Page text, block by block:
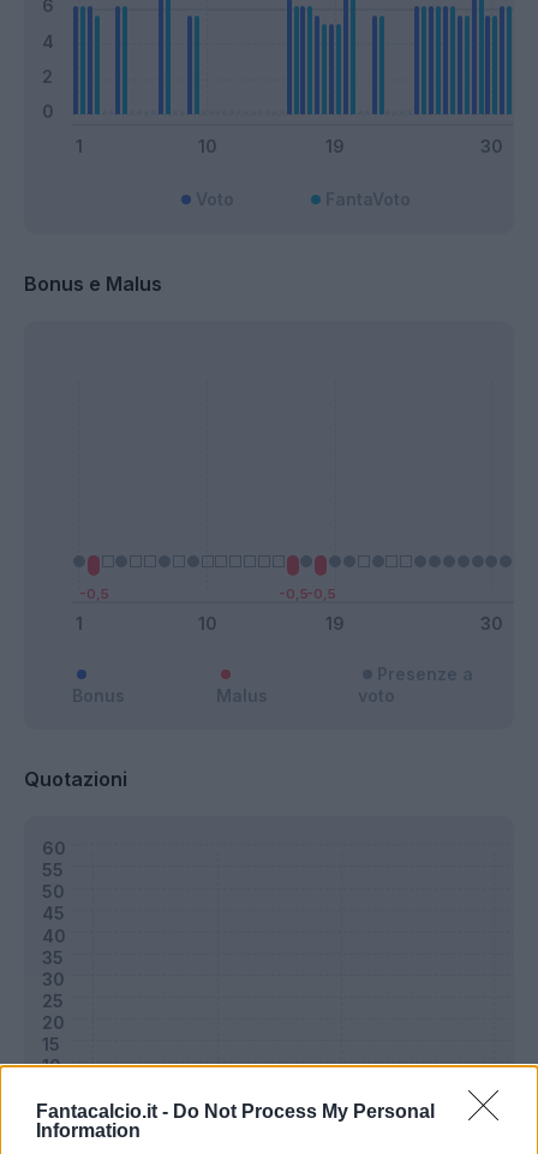
Fantacalcio.it - Do Not Process My Personal
Information
Bonus e Malus
Quotazioni